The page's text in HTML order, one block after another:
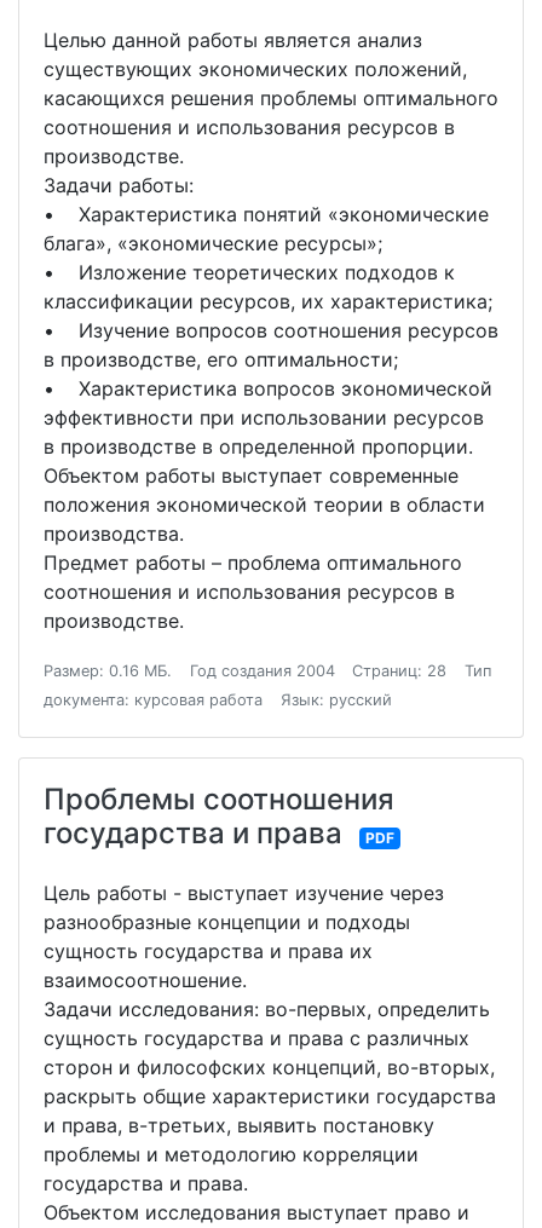
Целью данной работы является анализ
существующих экономических положений,
касающихся решения проблемы оптимального
соотношения и использования ресурсов в
производстве.
Задачи работы:
• Характеристика понятий «экономические
блага», «экономические ресурсы»;
• Изложение теоретических подходов к
классификации ресурсов, их характеристика;
• Изучение вопросов соотношения ресурсов
в производстве, его оптимальности;
• Характеристика вопросов экономической
эффективности при использовании ресурсов
в производстве в определенной пропорции.
Объектом работы выступает современные
положения экономической теории в области
производства.
Предмет работы – проблема оптимального
соотношения и использования ресурсов в
производстве.
Размер: 0.16 МБ. Год создания 2004 Страниц: 28
Тип
документа: курсовая работа
Язык: русский
Проблемы соотношения
государства и права
PDF
Цель работы - выступает изучение через
разнообразные концепции и подходы
сущность государства и права их
взаимосоотношение.
Задачи исследования: во-первых, определить
сущность государства и права с различных
сторон и философских концепций, во-вторых,
раскрыть общие характеристики государства
и права, в-третьих, выявить постановку
проблемы и методологию корреляции
государства и права.
Объектом исследования выступает право и